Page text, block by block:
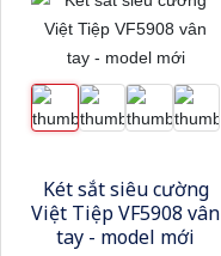
Két sắt siêu cường
Việt Tiệp VF5908 vân
tay - model mới